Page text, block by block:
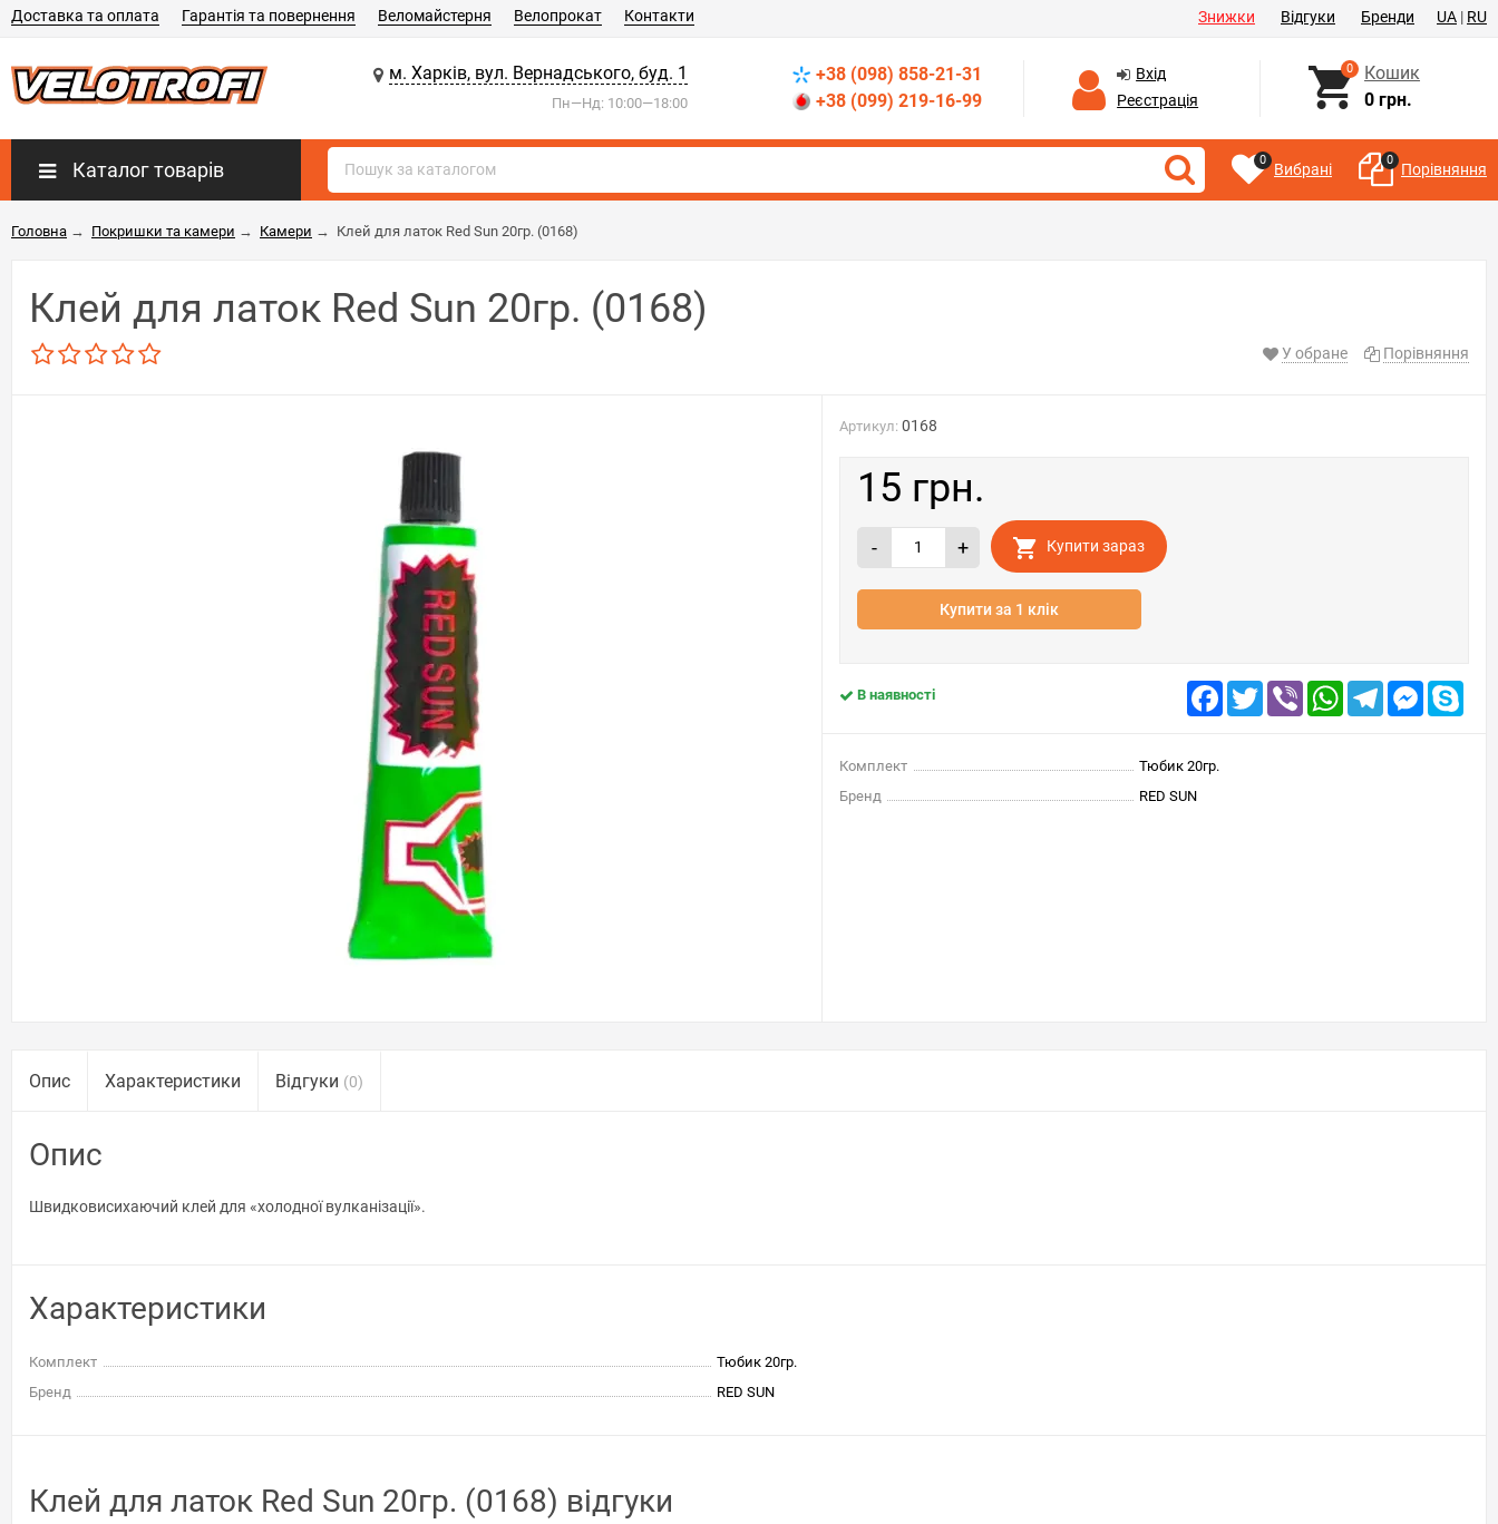
Знижки Відгуки Бренди UA | RU
Доставка та оплата Гарантія та повернення Веломайстерня Велопрокат Контакти
м. Харків, вул. Вернадського, буд. 1
Пн—Нд: 10:00—18:00
+38 (098) 858-21-31
+38 (099) 219-16-99
Вхід
Реєстрація
0
Кошик
0 грн.
Каталог товарів 0 Вибрані 0 Порівняння
Головна → Покришки та камери → Камери → Клей для латок Red Sun 20гр. (0168)
Клей для латок Red Sun 20гр. (0168)
У обране Порівняння
Артикул: 0168
15 грн.
- + Купити зараз
Купити за 1 клік
В наявності Facebook
TwitterViber WhatsAppTelegram
Комплект
Тюбик 20гр.
Бренд
RED SUN
Опис Характеристики Відгуки (0)
Опис
Швидковисихаючий клей для «холодної вулканізації».
Характеристики
Комплект
Тюбик 20гр.
Бренд
RED SUN
Клей для латок Red Sun 20гр. (0168) відгуки